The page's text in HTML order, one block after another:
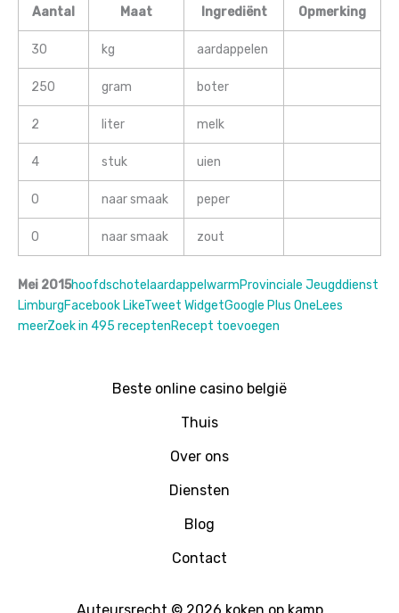
Aantal Maat Ingrediënt Opmerking
30 kg aardappelen
250 gram boter
2 liter melk
4 stuk uien
0 naar smaak peper
0 naar smaak zout
Mei 2015hoofdschotel aardappel warmProvinciale Jeugddienst
LimburgFacebook LikeTweet WidgetGoogle Plus OneLees
meerZoek in 495 receptenRecept toevoegen
Beste online casino belgië
Thuis
Over ons
Diensten
Blog
Contact